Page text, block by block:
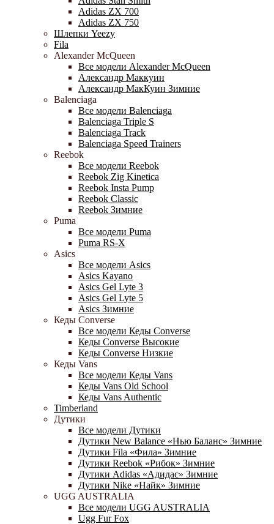
Adidas ZX 700
Adidas ZX 750
Шлепки Yeezy
Fila
Alexander McQueen
Все модели Alexander McQueen
Александр Маккуин
Александр МакКуин Зимние
Balenciaga
Все модели Balenciaga
Balenciaga Triple S
Balenciaga Track
Balenciaga Speed Trainers
Reebok
Все модели Reebok
Reebok Zig Kinetica
Reebok Insta Pump
Reebok Classic
Reebok Зимние
Puma
Все модели Puma
Puma RS-X
Asics
Все модели Asics
Asics Kayano
Asics Gel Lyte 3
Asics Gel Lyte 5
Asics Зимние
Кеды Converse
Все модели Кеды Converse
Кеды Converse Высокие
Кеды Converse Низкие
Кеды Vans
Все модели Кеды Vans
Кеды Vans Old School
Кеды Vans Authentic
Timberland
Дутики
Все модели Дутики
Дутики New Balance «Нью Баланс» Зимние
Дутики Fila «Фила» Зимние
Дутики Reebok «Рибок» Зимние
Дутики Adidas «Адидас» Зимние
Дутики Nike «Найк» Зимние
UGG AUSTRALIA
Все модели UGG AUSTRALIA
Ugg Fur Fox